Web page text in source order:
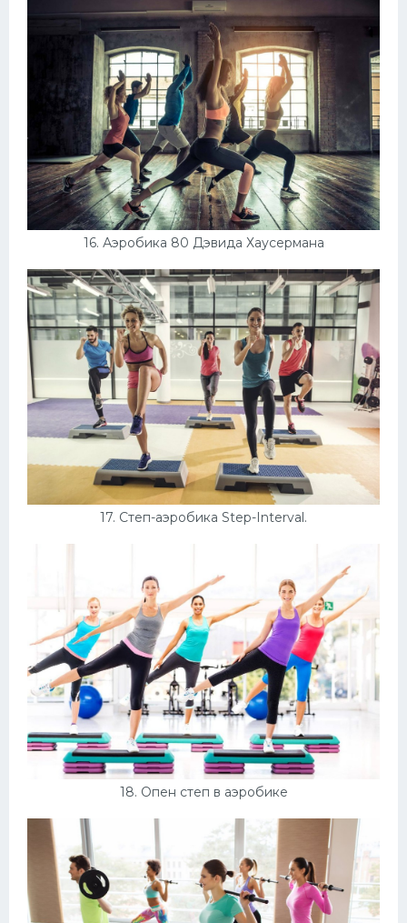
16. Аэробика 80 Дэвида Хаусермана
17. Степ-аэробика Step-Interval.
18. Опен степ в аэробике